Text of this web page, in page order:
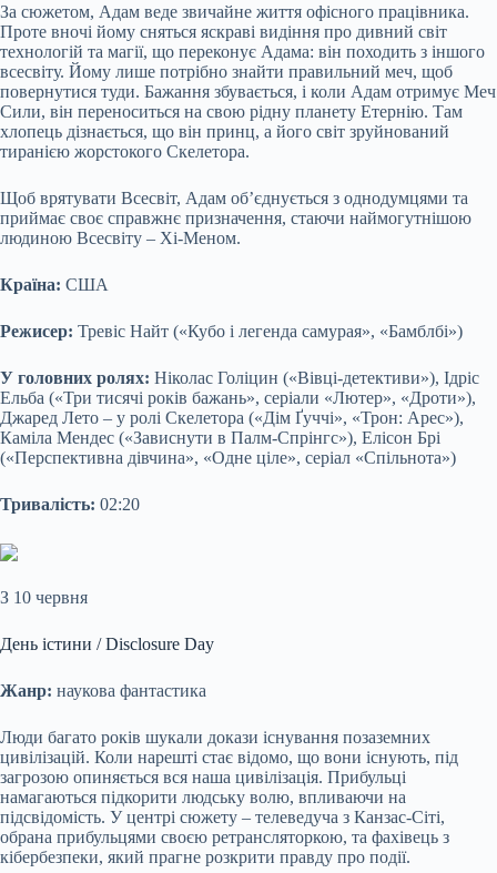
За сюжетом, Адам веде звичайне життя офісного працівника.
Проте вночі йому сняться яскраві видіння про дивний світ
технологій та магії, що переконує Адама: він походить з іншого
всесвіту. Йому лише потрібно знайти правильний меч, щоб
повернутися туди. Бажання збувається, і коли Адам отримує Меч
Сили, він переноситься на свою рідну планету Етернію. Там
хлопець дізнається, що він принц, а його світ зруйнований
тиранією жорстокого Скелетора.
Щоб врятувати Всесвіт, Адам об’єднується з однодумцями та
приймає своє справжнє призначення, стаючи наймогутнішою
людиною Всесвіту – Хі-Меном.
Країна: США
Режисер: Тревіс Найт («Кубо і легенда самурая», «Бамблбі»)
У головних ролях: Ніколас Голіцин («Вівці-детективи»), Ідріс
Ельба («Три тисячі років бажань», серіали «Лютер», «Дроти»),
Джаред Лето – у ролі Скелетора («Дім Ґуччі», «Трон: Арес»),
Каміла Мендес («Зависнути в Палм-Спрінгс»), Елісон Брі
(«Перспективна дівчина», «Одне ціле», серіал «Спільнота»)
Тривалість: 02:20
З 10 червня
День істини / Disclosure Day
Жанр: наукова фантастика
Люди багато років шукали докази існування позаземних
цивілізацій. Коли нарешті стає відомо, що вони існують, під
загрозою опиняється вся наша цивілізація. Прибульці
намагаються підкорити людську волю, впливаючи на
підсвідомість. У центрі сюжету – телеведуча з Канзас-Сіті,
обрана прибульцями своєю ретрансляторкою, та фахівець з
кібербезпеки, який прагне розкрити правду про події.